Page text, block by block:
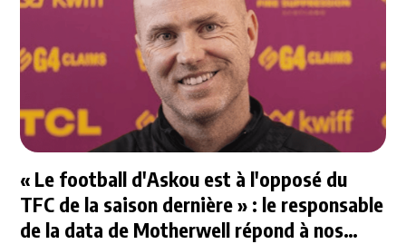
« Le football d'Askou est à l'opposé du
TFC de la saison dernière » : le responsable
de la data de Motherwell répond à nos